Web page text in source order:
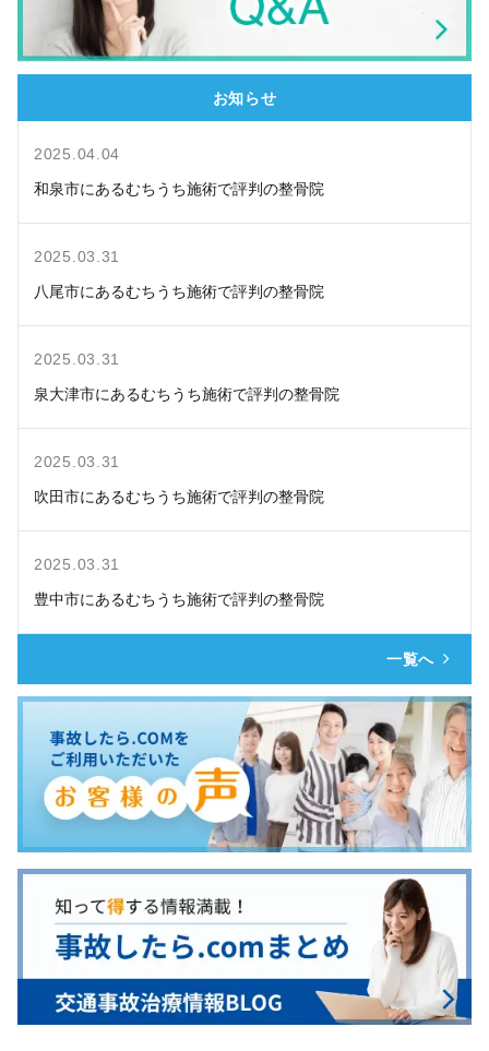
お知らせ
2025.04.04
和泉市にあるむちうち施術で評判の整骨院
2025.03.31
八尾市にあるむちうち施術で評判の整骨院
2025.03.31
泉大津市にあるむちうち施術で評判の整骨院
2025.03.31
吹田市にあるむちうち施術で評判の整骨院
2025.03.31
豊中市にあるむちうち施術で評判の整骨院
一覧へ